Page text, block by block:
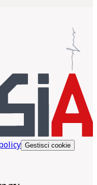
Gestisci cookie